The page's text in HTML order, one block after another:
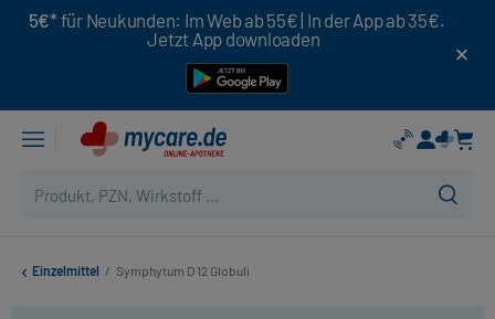
5€* für Neukunden: Im Web ab 55€ | In der App ab 35€.
Jetzt App downloaden
Einzelmittel / Symphytum D 12 Globuli